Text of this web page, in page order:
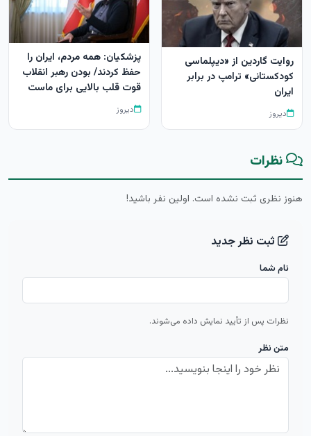
روایت گاردین از «دیپلماسی
کودکستانی» ترامپ در برابر
ایران
دیروز
پزشکیان: همه مردم، ایران را
حفظ کردند/ بودن رهبر انقلاب
قوت قلب بالایی برای ماست
دیروز
نظرات
هنوز نظری ثبت نشده است. اولین نفر باشید!
ثبت نظر جدید
نام شما
نظرات پس از تأیید نمایش داده می‌شوند.
متن نظر